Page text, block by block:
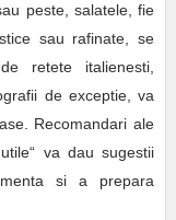
peste, salatele, fie
sau rafinate, se
retete italienesti,
de exceptie, va
Recomandari ale
va dau sugestii
si a prepara